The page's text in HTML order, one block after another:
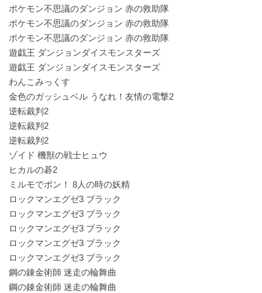
ポケモン不思議のダンジョン 赤の救助隊
ポケモン不思議のダンジョン 赤の救助隊
ポケモン不思議のダンジョン 赤の救助隊
遊戯王 ダンジョンダイスモンスターズ
遊戯王 ダンジョンダイスモンスターズ
わんこみっくす
金色のガッシュベル うなれ！友情の電撃2
逆転裁判2
逆転裁判2
逆転裁判2
ゾイド 機獣の戦士ヒュウ
ヒカルの碁2
ミルモでポン！ 8人の時の妖精
ロックマンエグゼ3 ブラック
ロックマンエグゼ3 ブラック
ロックマンエグゼ3 ブラック
ロックマンエグゼ3 ブラック
ロックマンエグゼ3 ブラック
鋼の錬金術師 迷走の輪舞曲
鋼の錬金術師 迷走の輪舞曲